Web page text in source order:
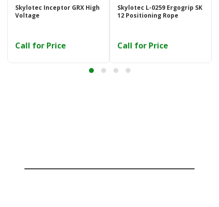
Skylotec Inceptor GRX High
Voltage
Call for Price
Skylotec L-0259 Ergogrip SK
12 Positioning Rope
Call for Price